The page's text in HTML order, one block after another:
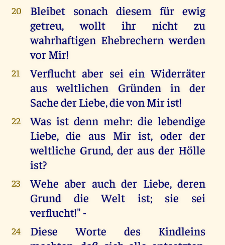
20
Bleibet sonach diesem für ewig
getreu, wollt ihr nicht zu
wahrhaftigen Ehebrechern werden
vor Mir!
21
Verflucht aber sei ein Widerräter
aus weltlichen Gründen in der
Sache der Liebe, die von Mir ist!
22
Was ist denn mehr: die lebendige
Liebe, die aus Mir ist, oder der
weltliche Grund, der aus der Hölle
ist?
23
Wehe aber auch der Liebe, deren
Grund die Welt ist; sie sei
verflucht!" -
24
Diese Worte des Kindleins